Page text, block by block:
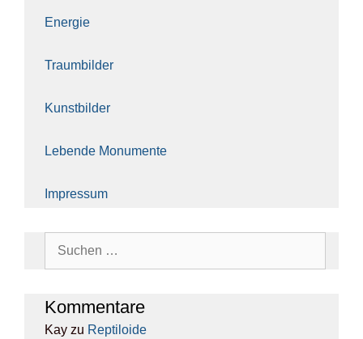
Ener­gie
Traum­bil­der
Kunst­bil­der
Leben­de Monu­men­te
Impres­sum
Kom­men­ta­re
Kay zu Rep­ti­lo­ide